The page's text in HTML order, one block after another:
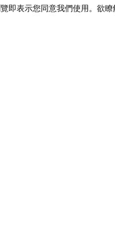
即表示您同意我們使用。欲